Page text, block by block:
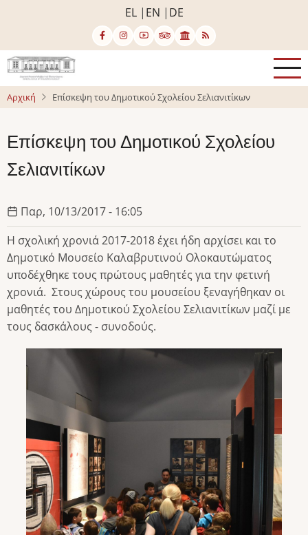
κυρίως
περιεχόμενο
EL EN DE
Αρχική Επίσκεψη του Δημοτικού Σχολείου Σελιανιτίκων
Επίσκεψη του Δημοτικού Σχολείου
Σελιανιτίκων
Παρ, 10/13/2017 - 16:05
Η σχολική χρονιά 2017-2018 έχει ήδη αρχίσει και το
Δημοτικό Μουσείο Καλαβρυτινού Ολοκαυτώματος
υποδέχθηκε τους πρώτους μαθητές για την φετινή
χρονιά. Στους χώρους του μουσείου ξεναγήθηκαν οι
μαθητές του Δημοτικού Σχολείου Σελιανιτίκων μαζί με
τους δασκάλους - συνοδούς.